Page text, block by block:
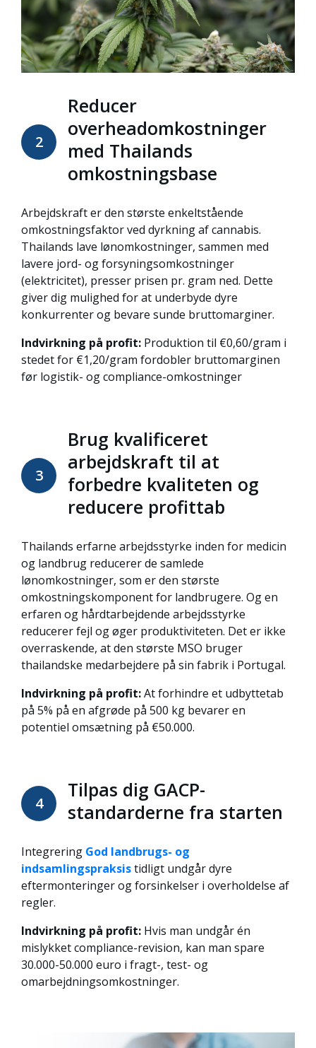
2
Reducer
overheadomkostninger
med Thailands
omkostningsbase
Arbejdskraft er den største enkeltstående
omkostningsfaktor ved dyrkning af cannabis.
Thailands lave lønomkostninger, sammen med
lavere jord- og forsyningsomkostninger
(elektricitet), presser prisen pr. gram ned. Dette
giver dig mulighed for at underbyde dyre
konkurrenter og bevare sunde bruttomarginer.
Indvirkning på profit: Produktion til €0,60/gram i
stedet for €1,20/gram fordobler bruttomarginen
før logistik- og compliance-omkostninger
3
Brug kvalificeret
arbejdskraft til at
forbedre kvaliteten og
reducere profittab
Thailands erfarne arbejdsstyrke inden for medicin
og landbrug reducerer de samlede
lønomkostninger, som er den største
omkostningskomponent for landbrugere. Og en
erfaren og hårdtarbejdende arbejdsstyrke
reducerer fejl og øger produktiviteten. Det er ikke
overraskende, at den største MSO bruger
thailandske medarbejdere på sin fabrik i Portugal.
Indvirkning på profit:At forhindre et udbyttetab
på 5% på en afgrøde på 500 kg bevarer en
potentiel omsætning på €50.000.
4
Tilpas dig GACP-
standarderne fra starten
Integrering God landbrugs- og
indsamlingspraksistidligt undgår dyre
eftermonteringer og forsinkelser i overholdelse af
regler.
Indvirkning på profit: Hvis man undgår én
mislykket compliance-revision, kan man spare
30.000-50.000 euro i fragt-, test- og
omarbejdningsomkostninger.